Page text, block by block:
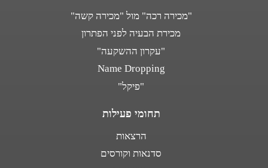
"מכירה רכה" מול "מכירה קשה"
מכירת הבעיה לפני הפתרון
"עקרון ההשקעה"
Name Dropping
"פיקל"
תחומי פעילות
הרצאות
סדנאות וקורסים